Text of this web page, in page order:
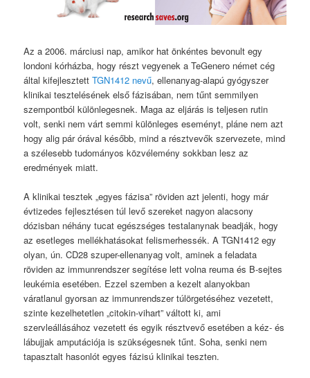
Az a 2006. márciusi nap, amikor hat önkéntes bevonult egy
londoni kórházba, hogy részt vegyenek a TeGenero német cég
által kifejlesztettTGN1412 nevű, ellenanyag-alapú gyógyszer
klinikai tesztelésének első fázisában, nem tűnt semmilyen
szempontból különlegesnek. Maga az eljárás is teljesen rutin
volt, senki nem várt semmi különleges eseményt, pláne nem azt
hogy alig pár órával később, mind a résztvevők szervezete, mind
a szélesebb tudományos közvélemény sokkban lesz az
eredmények miatt.
A klinikai tesztek „egyes fázisa” röviden azt jelenti, hogy már
évtizedes fejlesztésen túl levő szereket nagyon alacsony
dózisban néhány tucat egészséges testalanynak beadják, hogy
az esetleges mellékhatásokat felismerhessék. A TGN1412 egy
olyan, ún. CD28 szuper-ellenanyag volt, aminek a feladata
röviden az immunrendszer segítése lett volna reuma és B-sejtes
leukémia esetében. Ezzel szemben a kezelt alanyokban
váratlanul gyorsan az immunrendszer túlörgetéséhez vezetett,
szinte kezelhetetlen „citokin-vihart” váltott ki, ami
szervleállásához vezetett és egyik résztvevő esetében a kéz- és
lábujjak amputációja is szükségesnek tűnt. Soha, senki nem
tapasztalt hasonlót egyes fázisú klinikai teszten.